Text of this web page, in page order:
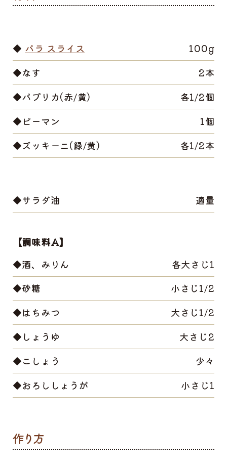
◆ バラ スライス
100g
◆なす
2本
◆パプリカ(赤/黄)
各1/2個
◆ピーマン
1個
◆ズッキーニ(緑/黄)
各1/2本
◆サラダ油 適量
【調味料A】
◆酒、みりん
各大さじ1
◆砂糖
小さじ1/2
◆はちみつ
大さじ1/2
◆しょうゆ
大さじ2
◆こしょう
少々
◆おろししょうが
小さじ1